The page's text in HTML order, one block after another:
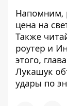
Напомним,
цена на
Также
роутер и
этого,
Лукашук
удары по